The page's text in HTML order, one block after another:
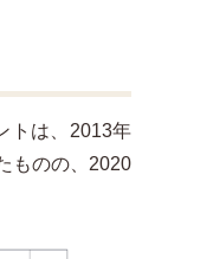
トは、2013年
ものの、2020